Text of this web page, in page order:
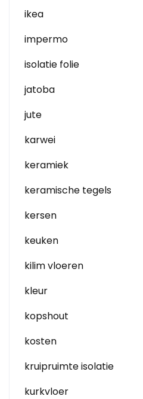
ikea
impermo
isolatie folie
jatoba
jute
karwei
keramiek
keramische tegels
kersen
keuken
kilim vloeren
kleur
kopshout
kosten
kruipruimte isolatie
kurkvloer